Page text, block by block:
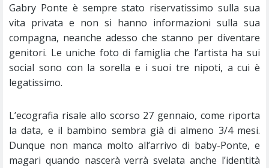
Gabry Ponte è sempre stato riservatissimo sulla sua
vita privata e non si hanno informazioni sulla sua
compagna, neanche adesso che stanno per diventare
genitori. Le uniche foto di famiglia che l’artista ha sui
social sono con la sorella e i suoi tre nipoti, a cui è
legatissimo.
L’ecografia risale allo scorso 27 gennaio, come riporta
la data, e il bambino sembra già di almeno 3/4 mesi.
Dunque non manca molto all’arrivo di baby-Ponte, e
magari quando nascerà verrà svelata anche l’identità